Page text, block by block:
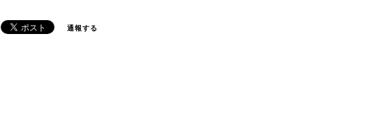
通報する